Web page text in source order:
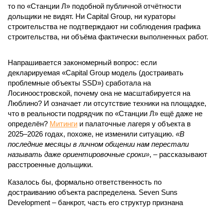
то по «Станции Л» подобной публичной отчётности
дольщики не видят. Ни Capital Group, ни кураторы
строительства не подтверждают ни соблюдения графика
строительства, ни объёма фактически выполненных работ.
Напрашивается закономерный вопрос: если
декларируемая «Capital Group модель (достраивать
проблемные объекты SSD») сработала на
Лосиноостровской, почему она не масштабируется на
Люблино? И означает ли отсутствие техники на площадке,
что в реальности подрядчик по «Станции Л» ещё даже не
определён? Митинги и палаточные лагеря у объекта в
2025–2026 годах, похоже, не изменили ситуацию. «В
последние месяцы в личном общении нам перестали
называть даже ориентировочные сроки», – рассказывают
расстроенные дольщики.
Казалось бы, формально ответственность по
достраиванию объекта распределена. Seven Suns
Development – банкрот, часть его структур признана